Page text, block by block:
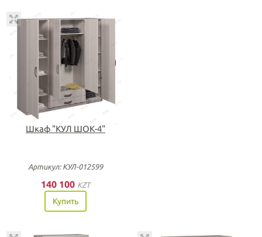
Шкаф "КУЛ ШОК-4"
Артикул: КУЛ-012599
140 100 KZT
Купить